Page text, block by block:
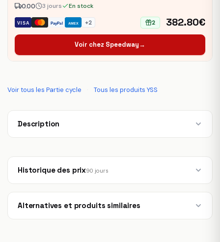
VISA PayPal AMEX +2
0.00 3 jours En stock
2 382.80€
Voir chez Speedway→
Voir tous les Partie cycle · Tous les produits YSS
Description
Historique des prix90 jours
Alternatives et produits similaires